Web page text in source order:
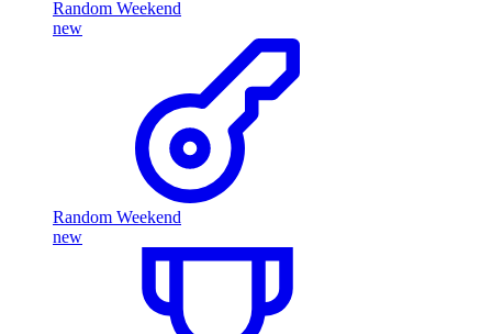
Random Weekend
new
Random Weekend
new